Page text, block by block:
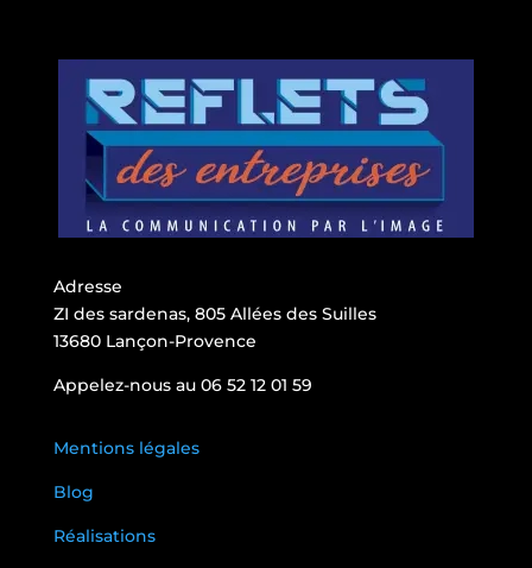
Adresse
ZI des sardenas, 805 Allées des Suilles
13680 Lançon-Provence
Appelez-nous au 06 52 12 01 59
Mentions légales
Blog
Réalisations